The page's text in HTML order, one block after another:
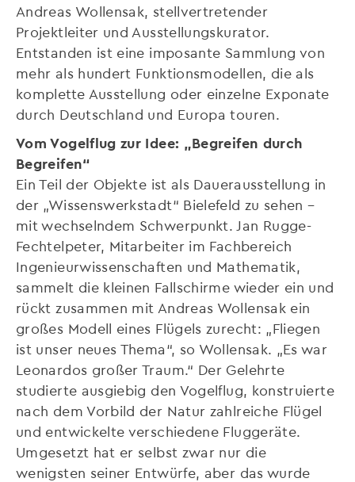
Andreas Wollensak, stellvertretender
Projektleiter und Ausstellungskurator.
Entstanden ist eine imposante Sammlung von
mehr als hundert Funktionsmodellen, die als
komplette Ausstellung oder einzelne Exponate
durch Deutschland und Europa touren.
Vom Vogelflug zur Idee: „Begreifen durch
Begreifen“
Ein Teil der Objekte ist als Dauerausstellung in
der „Wissenswerkstadt“ Bielefeld zu sehen –
mit wechselndem Schwerpunkt. Jan Rugge-
Fechtelpeter, Mitarbeiter im Fachbereich
Ingenieurwissenschaften und Mathematik,
sammelt die kleinen Fallschirme wieder ein und
rückt zusammen mit Andreas Wollensak ein
großes Modell eines Flügels zurecht: „Fliegen
ist unser neues Thema“, so Wollensak. „Es war
Leonardos großer Traum.“ Der Gelehrte
studierte ausgiebig den Vogelflug, konstruierte
nach dem Vorbild der Natur zahlreiche Flügel
und entwickelte verschiedene Fluggeräte.
Umgesetzt hat er selbst zwar nur die
wenigsten seiner Entwürfe, aber das wurde